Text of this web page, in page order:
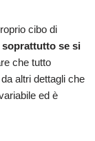
cibo di
se si
che tutto
altri dettagli che
ed è